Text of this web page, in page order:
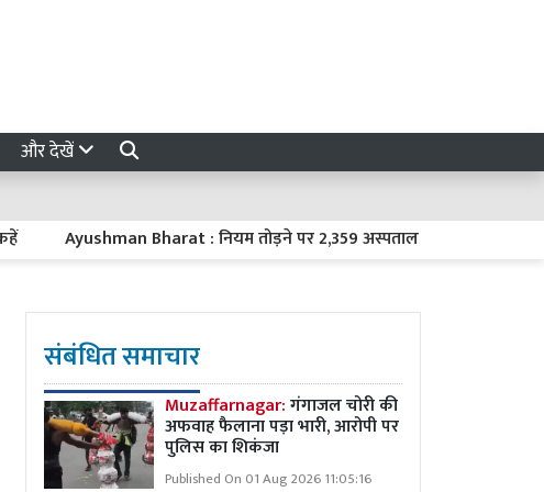
और देखें
Ayushman Bharat : नियम तोड़ने पर 2,359 अस्पताल योजना से बाहर,
संबंधित समाचार
Muzaffarnagar:गंगाजल चोरी की
अफवाह फैलाना पड़ा भारी, आरोपी पर
पुलिस का शिकंजा
Published On 01 Aug 2026 11:05:16